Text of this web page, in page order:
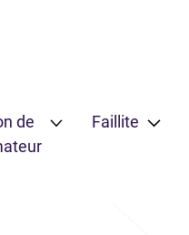
de
Faillite